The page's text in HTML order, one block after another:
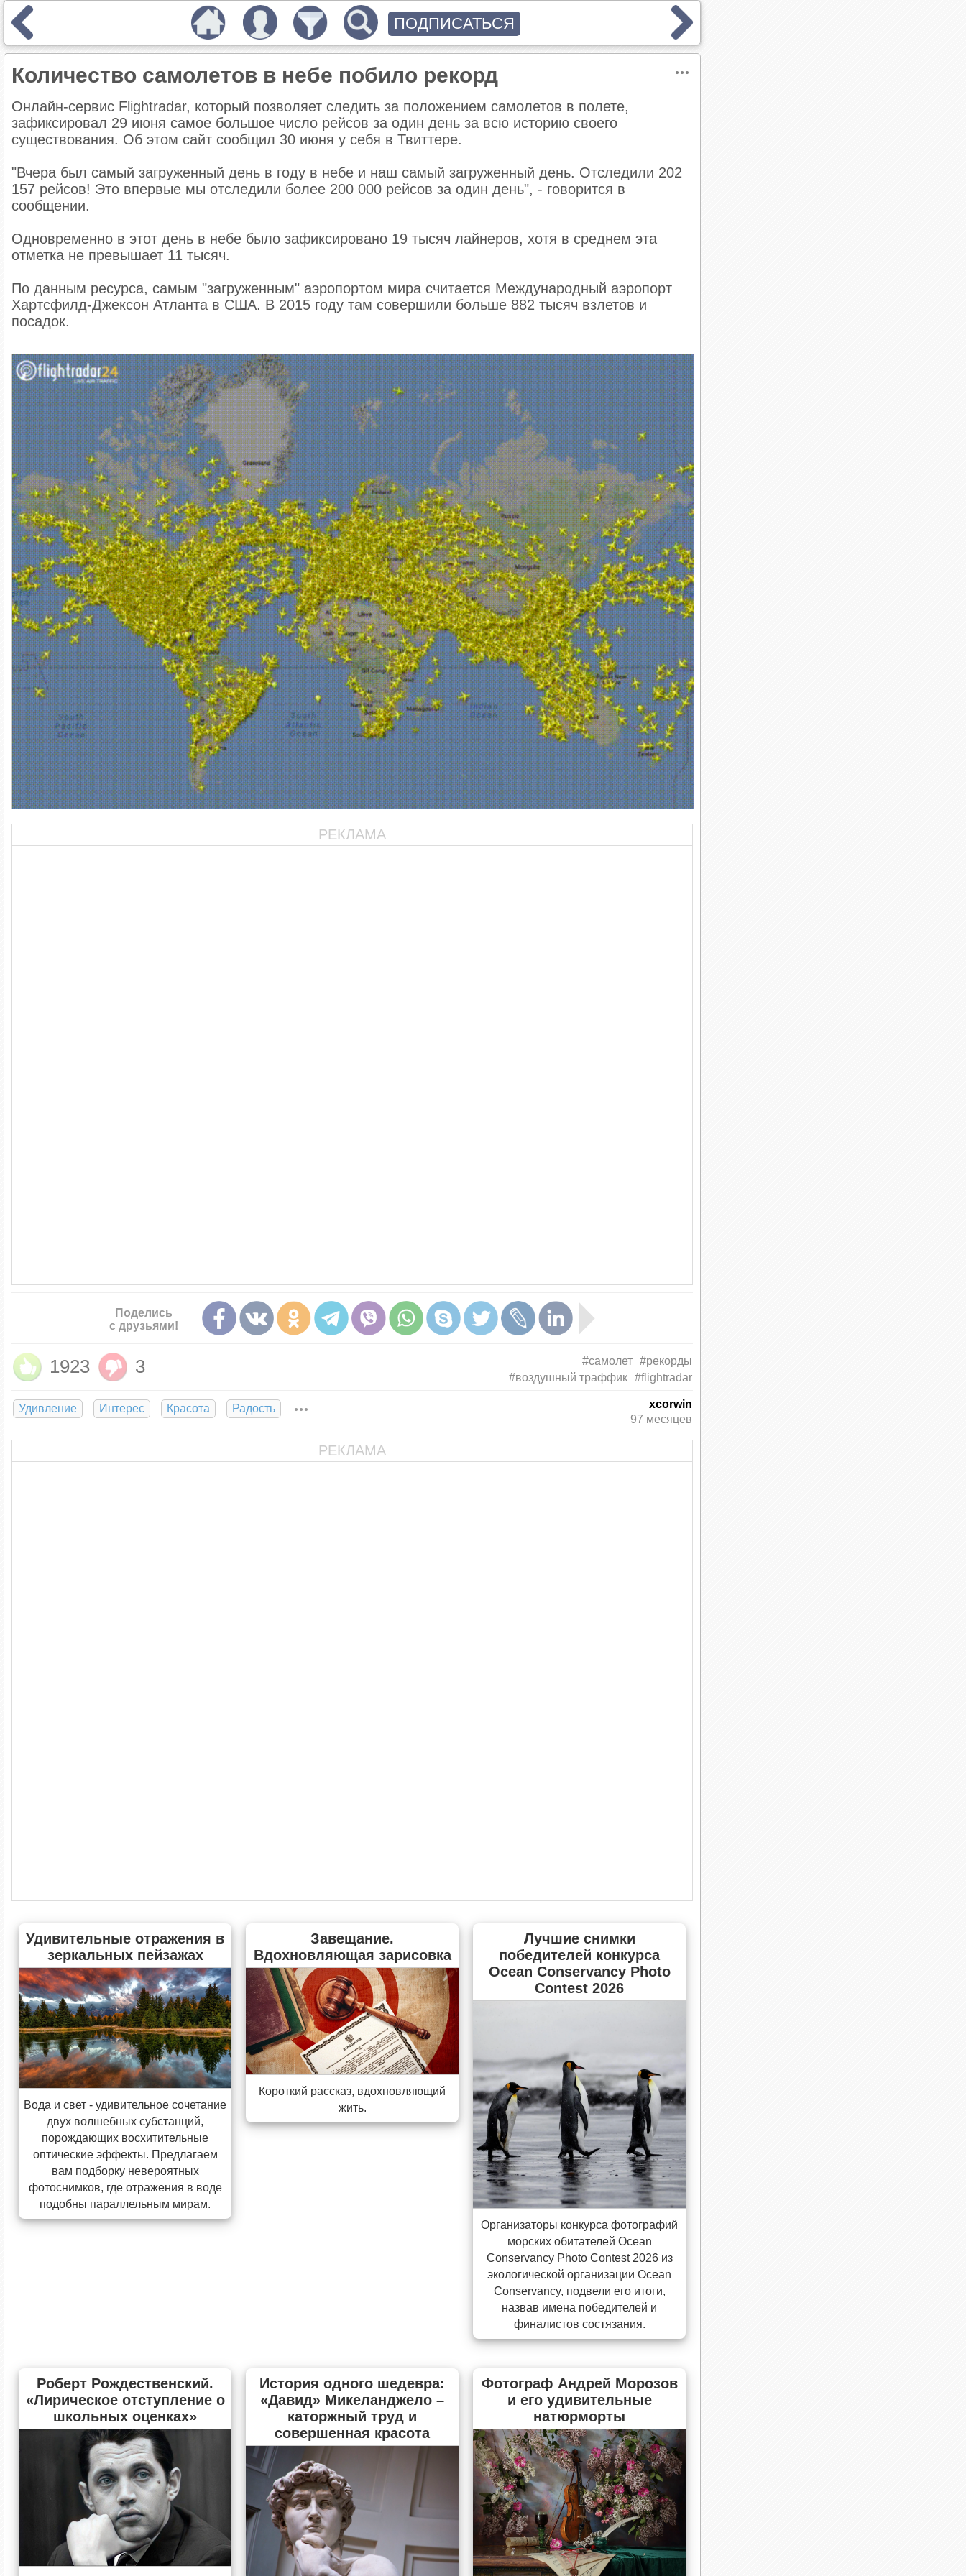
Количество самолетов в небе побило рекорд
Онлайн-сервис Flightradar, который позволяет следить за положением самолетов в полете,
зафиксировал 29 июня самое большое число рейсов за один день за всю историю своего
существования. Об этом сайт сообщил 30 июня у себя в Твиттере.
"Вчера был самый загруженный день в году в небе и наш самый загруженный день. Отследили 202
157 рейсов! Это впервые мы отследили более 200 000 рейсов за один день", - говорится в
сообщении.
Одновременно в этот день в небе было зафиксировано 19 тысяч лайнеров, хотя в среднем эта
отметка не превышает 11 тысяч.
По данным ресурса, самым "загруженным" аэропортом мира считается Международный аэропорт
Хартсфилд-Джексон Атланта в США. В 2015 году там совершили больше 882 тысяч взлетов и
посадок.
РЕКЛАМА
Поделись
с друзьями!
1923 3 #самолет
#рекорды
#воздушный траффик
#flightradar
Удивление Интерес Красота Радость
xcorwin
97 месяцев
РЕКЛАМА
Удивительные отражения в
зеркальных пейзажах
Вода и свет - удивительное сочетание
двух волшебных субстанций,
порождающих восхитительные
оптические эффекты. Предлагаем
вам подборку невероятных
фотоснимков, где отражения в воде
подобны параллельным мирам.
Завещание.
Вдохновляющая зарисовка
Короткий рассказ, вдохновляющий
жить.
Лучшие снимки
победителей конкурса
Ocean Conservancy Photo
Contest 2026
Организаторы конкурса фотографий
морских обитателей Ocean
Conservancy Photo Contest 2026 из
экологической организации Ocean
Conservancy, подвели его итоги,
назвав имена победителей и
финалистов состязания.
Роберт Рождественский.
«Лирическое отступление о
школьных оценках»
История одного шедевра:
«Давид» Микеланджело –
каторжный труд и
совершенная красота
Фотограф Андрей Морозов
и его удивительные
натюрморты
ПОДПИСАТЬСЯ